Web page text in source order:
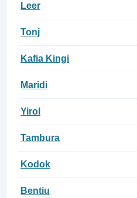
Leer
Tonj
Kafia Kingi
Maridi
Yirol
Tambura
Kodok
Bentiu